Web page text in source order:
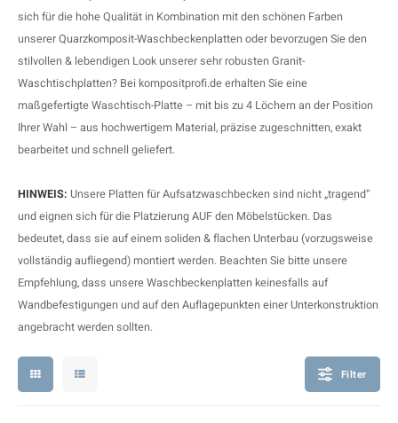
sich für die hohe Qualität in Kombination mit den schönen Farben
unsererQuarzkomposit-Waschbeckenplatten oder bevorzugen Sie den
stilvollen & lebendigen Look unserer sehr robusten Granit-
Waschtischplatten? Bei kompositprofi.de erhalten Sie eine
maßgefertigte Waschtisch-Platte – mit bis zu 4 Löchern an der Position
Ihrer Wahl – aus hochwertigem Material, präzise zugeschnitten, exakt
bearbeitet und schnell geliefert.
HINWEIS: Unsere Platten für Aufsatzwaschbecken sind nicht „tragend“
und eignen sich für die Platzierung AUF den Möbelstücken. Das
bedeutet, dass sie auf einem soliden & flachen Unterbau (vorzugsweise
vollständig aufliegend) montiert werden. Beachten Sie bitte unsere
Empfehlung, dass unsere Waschbeckenplatten keinesfalls auf
Wandbefestigungen und auf den Auflagepunkten einer Unterkonstruktion
angebracht werden sollten.
Filter